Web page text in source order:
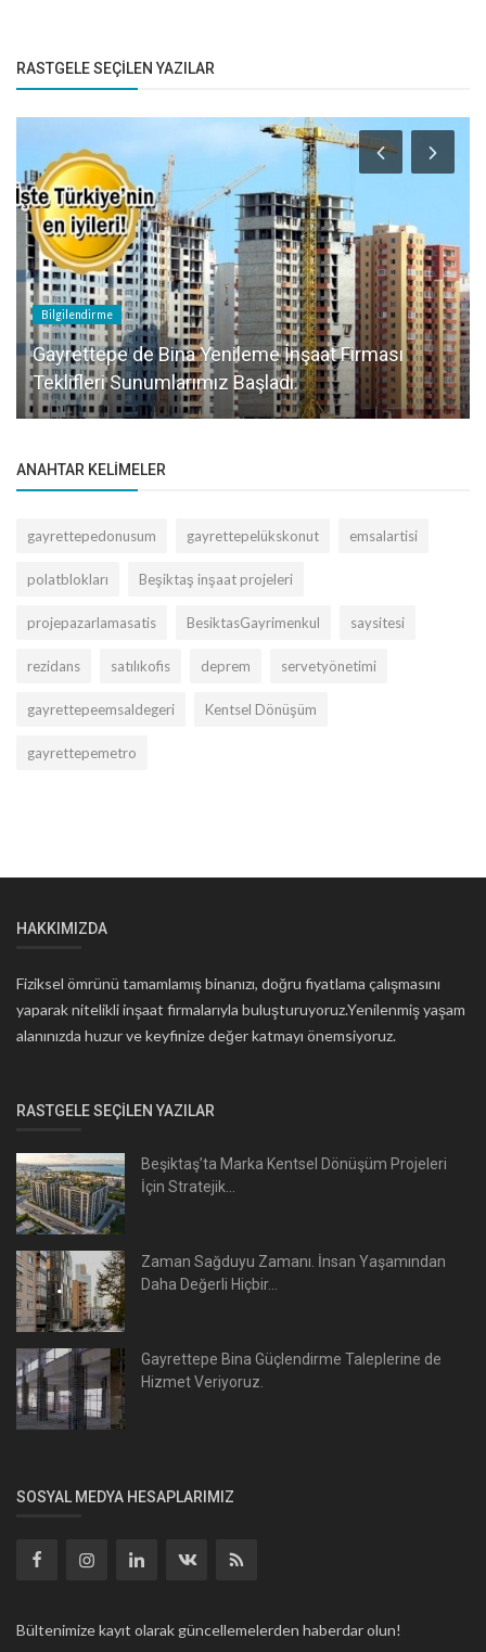
RASTGELE SEÇILEN YAZILAR
Bilgilendirme
Gayrettepe de Bina Yenileme İnşaat Firması
Teklifleri Sunumlarımız Başladı.
ANAHTAR KELIMELER
gayrettepedonusum gayrettepelükskonut emsalartisi
polatblokları Beşiktaş inşaat projeleri
projepazarlamasatis BesiktasGayrimenkul saysitesi
rezidans satılıkofis deprem servetyönetimi
gayrettepeemsaldegeri Kentsel Dönüşüm
gayrettepemetro
HAKKIMIZDA
Fiziksel ömrünü tamamlamış binanızı, doğru fiyatlama çalışmasını
yaparak nitelikli inşaat firmalarıyla buluşturuyoruz.Yenilenmiş yaşam
alanınızda huzur ve keyfinize değer katmayı önemsiyoruz.
RASTGELE SEÇILEN YAZILAR
Beşiktaş’ta Marka Kentsel Dönüşüm Projeleri
İçin Stratejik...
Zaman Sağduyu Zamanı. İnsan Yaşamından
Daha Değerli Hiçbir...
Gayrettepe Bina Güçlendirme Taleplerine de
Hizmet Veriyoruz.
SOSYAL MEDYA HESAPLARIMIZ
Bültenimize kayıt olarak güncellemelerden haberdar olun!